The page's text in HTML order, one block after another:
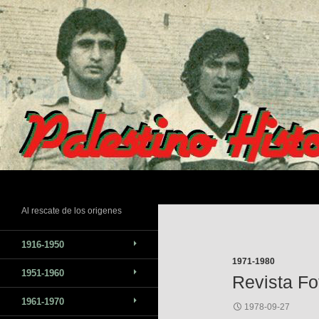
Saltar
al
contenido
1971-1980
Revista
1978-09-27
Al rescate de los origenes
1916-1950
1951-1960
1961-1970